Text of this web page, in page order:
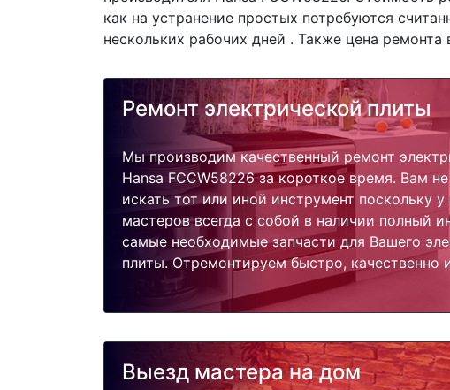
как на устранение простых потребуются
нескольких рабочих дней . Также цена
Ремонт электрической плиты
Мы производим качественный ремонт
Hansa FCCW58226 за короткое время. Вам
искать тот или иной инструмент поскольку
мастеров всегда с собой в наличии полный
самые необходимые запчасти для Вашего
плиты. Отремонтируем быстро, качественно
Выезд мастера на дом